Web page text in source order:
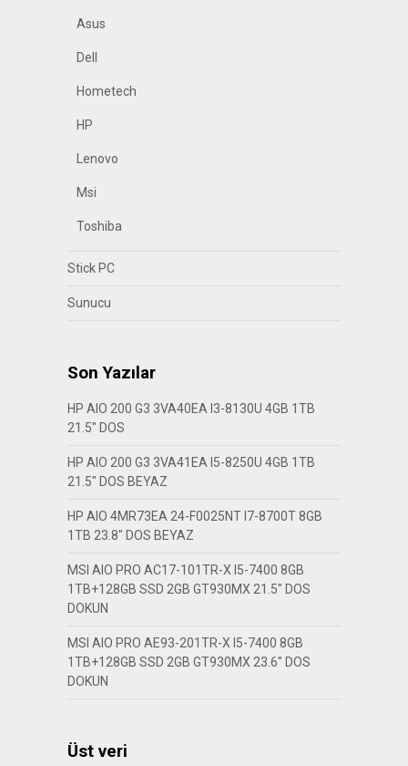
Asus
Dell
Hometech
HP
Lenovo
Msi
Toshiba
Stick PC
Sunucu
Son Yazılar
HP AIO 200 G3 3VA40EA I3-8130U 4GB 1TB
21.5″ DOS
HP AIO 200 G3 3VA41EA I5-8250U 4GB 1TB
21.5″ DOS BEYAZ
HP AIO 4MR73EA 24-F0025NT I7-8700T 8GB
1TB 23.8″ DOS BEYAZ
MSI AIO PRO AC17-101TR-X I5-7400 8GB
1TB+128GB SSD 2GB GT930MX 21.5″ DOS
DOKUN
MSI AIO PRO AE93-201TR-X I5-7400 8GB
1TB+128GB SSD 2GB GT930MX 23.6″ DOS
DOKUN
Üst veri